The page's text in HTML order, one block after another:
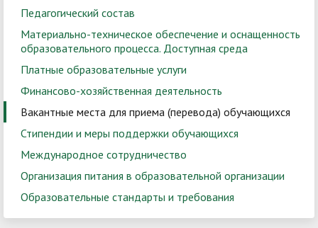
Педагогический состав
Материально-техническое обеспечение и оснащенность
образовательного процесса. Доступная среда
Платные образовательные услуги
Финансово-хозяйственная деятельность
Вакантные места для приема (перевода) обучающихся
Стипендии и меры поддержки обучающихся
Международное сотрудничество
Организация питания в образовательной организации
Образовательные стандарты и требования